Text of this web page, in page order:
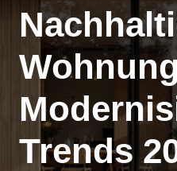
Wohnung
Trends